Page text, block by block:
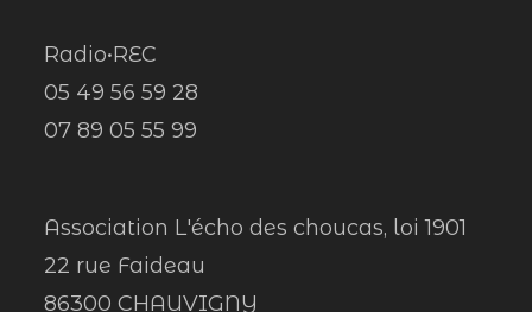
Radio•REC
05 49 56 59 28
07 89 05 55 99
Association L'écho des choucas, loi 1901
22 rue Faideau
86300 CHAUVIGNY